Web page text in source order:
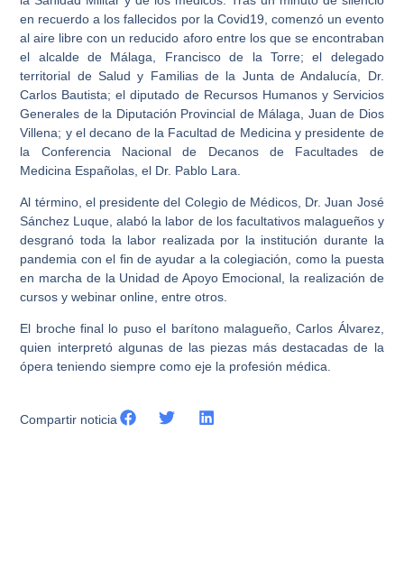
en recuerdo a los fallecidos por la Covid19, comenzó un evento
al aire libre con un reducido aforo entre los que se encontraban
el alcalde de Málaga, Francisco de la Torre; el delegado
territorial de Salud y Familias de la Junta de Andalucía, Dr.
Carlos Bautista; el diputado de Recursos Humanos y Servicios
Generales de la Diputación Provincial de Málaga, Juan de Dios
Villena; y el decano de la Facultad de Medicina y presidente de
la Conferencia Nacional de Decanos de Facultades de
Medicina Españolas, el Dr. Pablo Lara.
Al término, el presidente del Colegio de Médicos, Dr. Juan José
Sánchez Luque, alabó la labor de los facultativos malagueños y
desgranó toda la labor realizada por la institución durante la
pandemia con el fin de ayudar a la colegiación, como la puesta
en marcha de la Unidad de Apoyo Emocional, la realización de
cursos y webinar online, entre otros.
El broche final lo puso el barítono malagueño, Carlos Álvarez,
quien interpretó algunas de las piezas más destacadas de la
ópera teniendo siempre como eje la profesión médica.
Compartir noticia